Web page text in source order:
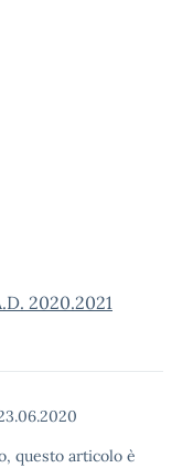
2020.2021
questo articolo è